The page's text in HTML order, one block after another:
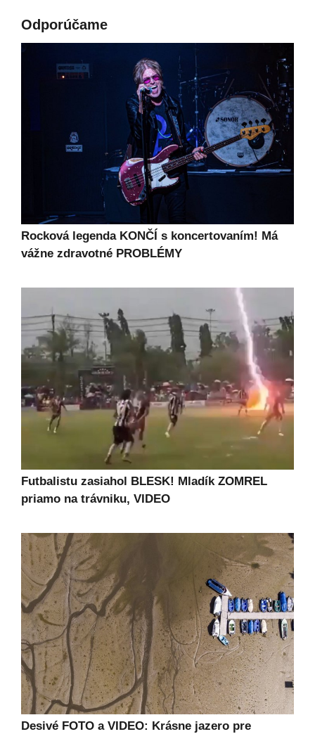
Odporúčame
Rocková legenda KONČÍ s koncertovaním! Má
vážne zdravotné PROBLÉMY
Futbalistu zasiahol BLESK! Mladík ZOMREL
priamo na trávniku, VIDEO
Desivé FOTO a VIDEO: Krásne jazero pre